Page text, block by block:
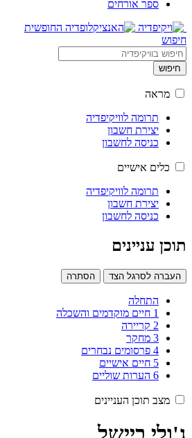
ספר אורחים
חיפוש
חיפוש
מראה
תרומה לוויקיפדיה
יצירת חשבון
כניסה לחשבון
כלים אישיים
תרומה לוויקיפדיה
יצירת חשבון
כניסה לחשבון
תוכן עניינים
העברה לסרגל הצד הסתרה
התחלה
1 חיים מוקדמים והשכלה
2 קריירה
3 מחקר
4 פרסומים נבחרים
5 חיים אישיים
6 הערות שוליים
מצב תוכן העניינים